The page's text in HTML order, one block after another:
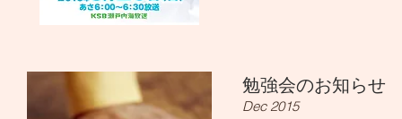
勉強会のお知らせ
Dec 2015